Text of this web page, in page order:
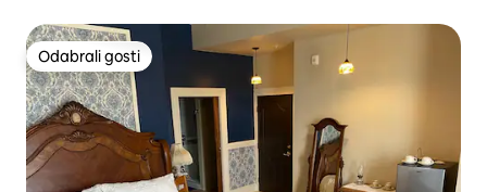
Odabrali gosti
Odabrali gosti